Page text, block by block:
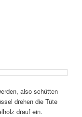
also schütten
drehen die Tüte
drauf ein.